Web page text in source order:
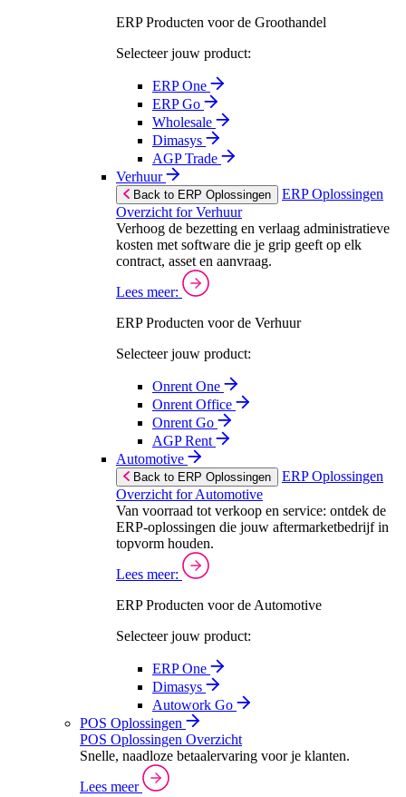
ERP Producten voor de Groothandel
Selecteer jouw product:
ERP One
ERP Go
Wholesale
Dimasys
AGP Trade
Verhuur
Back to ERP Oplossingen
ERP Oplossingen
Overzicht for Verhuur
Verhoog de bezetting en verlaag administratieve
kosten met software die je grip geeft op elk
contract, asset en aanvraag.
Lees meer:
ERP Producten voor de Verhuur
Selecteer jouw product:
Onrent One
Onrent Office
Onrent Go
AGP Rent
Automotive
Back to ERP Oplossingen
ERP Oplossingen
Overzicht for Automotive
Van voorraad tot verkoop en service: ontdek de
ERP-oplossingen die jouw aftermarketbedrijf in
topvorm houden.
Lees meer:
ERP Producten voor de Automotive
Selecteer jouw product:
ERP One
Dimasys
Autowork Go
POS Oplossingen
POS Oplossingen Overzicht
Snelle, naadloze betaalervaring voor je klanten.
Lees meer